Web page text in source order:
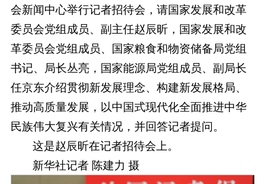
会新闻中心举行记者招待会，请国家发展和改革
委员会党组成员、副主任赵辰昕，国家发展和改
革委员会党组成员、国家粮食和物资储备局党组
书记、局长丛亮，国家能源局党组成员、副局长
任京东介绍贯彻新发展理念、构建新发展格局、
推动高质量发展，以中国式现代化全面推进中华
民族伟大复兴有关情况，并回答记者提问。
这是赵辰昕在记者招待会上。
新华社记者 陈建力 摄